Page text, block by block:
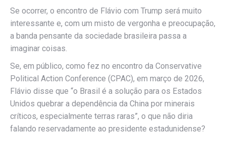
Se ocorrer, o encontro de Flávio com Trump será muito
interessante e, com um misto de vergonha e preocupação,
a banda pensante da sociedade brasileira passa a
imaginar coisas.
Se, em público, como fez no encontro da Conservative
Political Action Conference (CPAC), em março de 2026,
Flávio disse que “o Brasil é a solução para os Estados
Unidos quebrar a dependência da China por minerais
críticos, especialmente terras raras”, o que não diria
falando reservadamente ao presidente estadunidense?